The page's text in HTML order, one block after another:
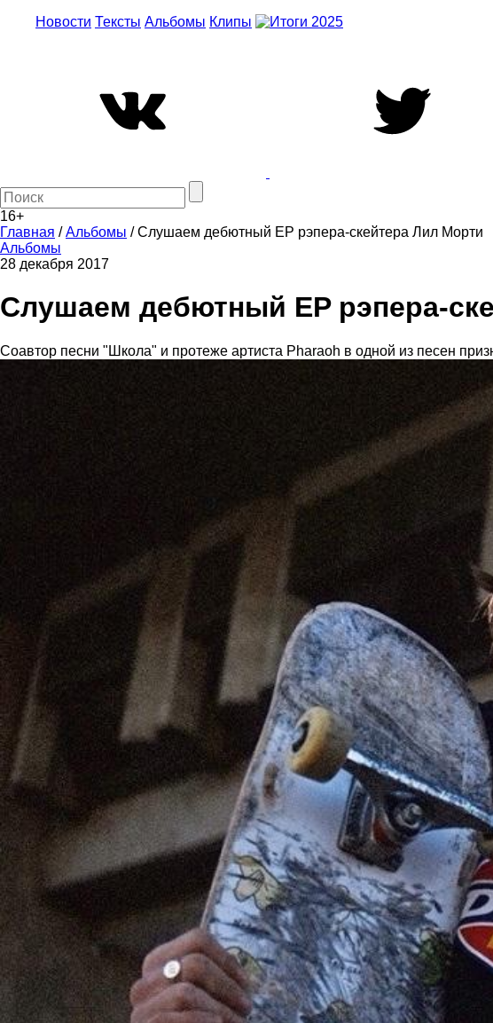
Новости Тексты Альбомы Клипы
16+
Главная /Альбомы /Слушаем дебютный EP рэпера-скейтера Лил Морти
Альбомы
28 декабря 2017
Слушаем дебютный EP рэпера-
Соавтор песни "Школа" и протеже артиста Pharaoh в одной из песен